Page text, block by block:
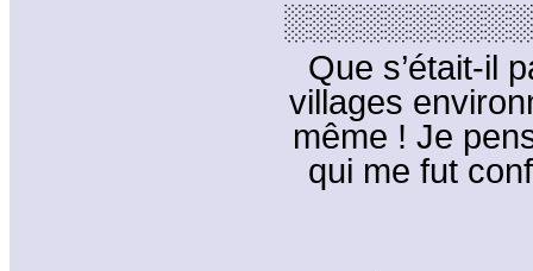
Que s’était-il
villages
même ! Je
qui me fut